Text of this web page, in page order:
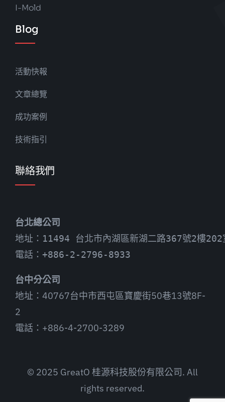
I-Mold
Blog
活動快報
文章總覽
成功案例
技術指引
聯絡我們
台北總公司
地址：11494 台北市內湖區新湖二路367號2樓202
電話：+886-2-2796-8933
台中分公司
地址：40767台中市西屯區寶慶街50巷13號8F-
2
電話：+886-4-2700-3289
© 2025 GreatO 桂源科技股份有限公司. All
rights reserved.